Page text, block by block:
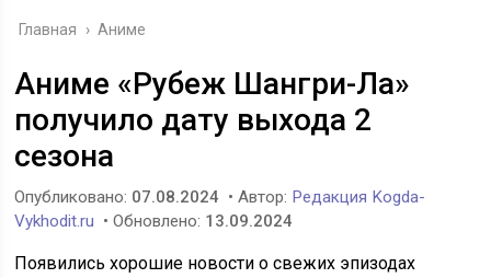
Главная › Аниме
Аниме «Рубеж Шангри-Ла»
получило дату выхода 2
сезона
Опубликовано: 07.08.2024 • Автор: Редакция Kogda-
Vykhodit.ru • Обновлено: 13.09.2024
Появились хорошие новости о свежих эпизодах